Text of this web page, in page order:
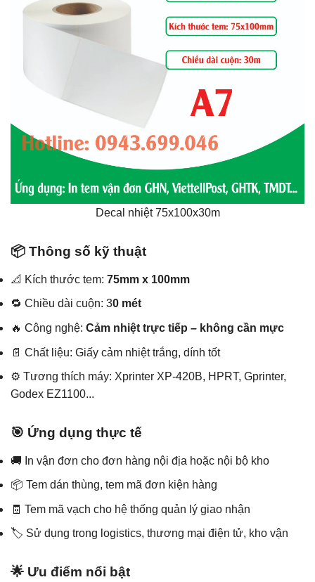
Decal nhiệt 75x100x30m
📦 Thông số kỹ thuật
📐 Kích thước tem: 75mm x 100mm
🔁 Chiều dài cuộn: 30 mét
🔥 Công nghệ: Cảm nhiệt trực tiếp – không cần mực
📄 Chất liệu: Giấy cảm nhiệt trắng, dính tốt
⚙️ Tương thích máy: Xprinter XP-420B, HPRT, Gprinter,
Godex EZ1100...
🎯 Ứng dụng thực tế
🚚 In vận đơn cho đơn hàng nội địa hoặc nội bộ kho
📦 Tem dán thùng, tem mã đơn kiện hàng
🧾 Tem mã vạch cho hệ thống quản lý giao nhận
🏷️ Sử dụng trong logistics, thương mại điện tử, kho vận
🌟 Ưu điểm nổi bật